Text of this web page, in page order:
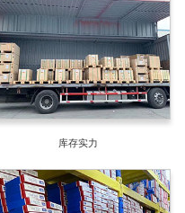
库存实力